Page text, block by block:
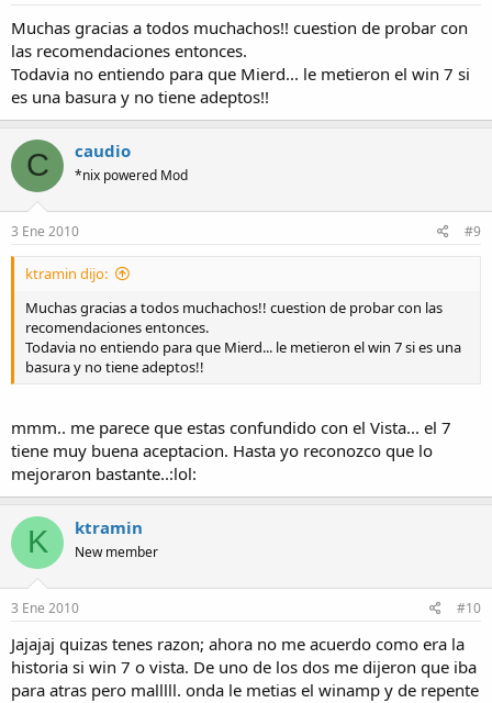
Muchas gracias a todos muchachos!! cuestion de probar con
las recomendaciones entonces.
Todavia no entiendo para que Mierd... le metieron el win 7 si
es una basura y no tiene adeptos!!
C caudio
*nix powered Mod
3 Ene 2010 #9
ktramin dijo:
Muchas gracias a todos muchachos!! cuestion de probar con las
recomendaciones entonces.
Todavia no entiendo para que Mierd... le metieron el win 7 si es una
basura y no tiene adeptos!!
mmm.. me parece que estas confundido con el Vista... el 7
tiene muy buena aceptacion. Hasta yo reconozco que lo
mejoraron bastante..:lol:
K ktramin
New member
3 Ene 2010 #10
Jajajaj quizas tenes razon; ahora no me acuerdo como era la
historia si win 7 o vista. De uno de los dos me dijeron que iba
para atras pero malllll. onda le metias el winamp y de repente